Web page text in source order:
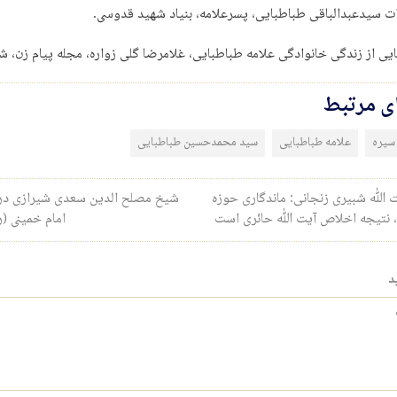
مرتبط
علامه طباطبایی سید محمدحسین طباطبایی
نوشته
الله شبیری زنجانی: ماندگاری حوزه
نتیجه اخلاص آیت الله حائری است
شیخ مصلح الدین سعدی شیرازی
امام خمینی